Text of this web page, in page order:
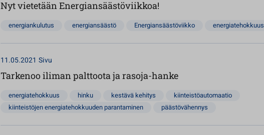
Nyt vietetään Energiansäästöviikkoa!
energiankulutus energiansäästö Energiansäästöviikko energiatehokkuus
11.05.2021 Sivu
Tarkenoo iliman palttoota ja rasoja-hanke
energiatehokkuus hinku kestävä kehitys
kiinteistöautomaatio
kiinteistöjen energiatehokkuuden parantaminen
päästövähennys